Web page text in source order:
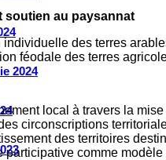
2024
soutien au paysannat
des terres
féodale des terres
local à travers la
circonscriptions
des territoires
participative comme